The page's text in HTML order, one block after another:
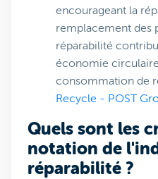
encourageant la
remplacement des
réparabilité
économie
consommation de
Recycle - POST
Quels sont les
notation de
réparabilité ?